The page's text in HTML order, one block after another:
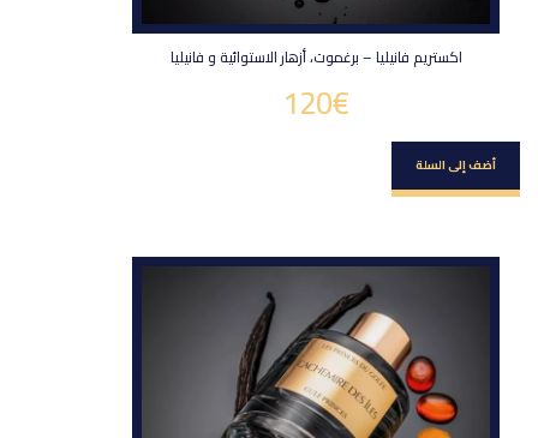
اكستريم فانيليا – برغموت، أزهار الاستوائية و فانيليا
120€
أضف إلى السلة